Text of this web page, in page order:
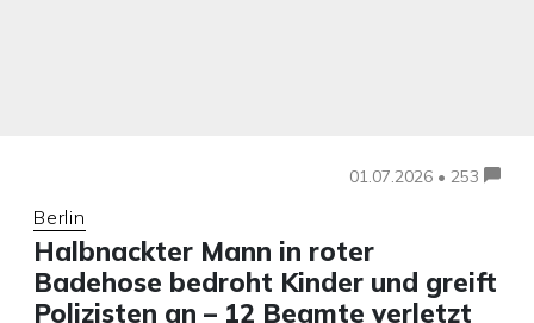
01.07.2026 • 253
Berlin
Halbnackter Mann in roter
Badehose bedroht Kinder und greift
Polizisten an – 12 Beamte verletzt